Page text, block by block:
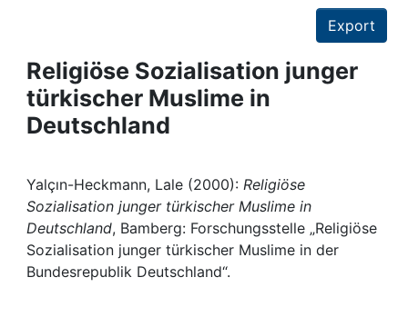
Projects
People
Awards
My FIS
Export
Religiöse Sozialisation junger
türkischer Muslime in
Deutschland
Yalçın-Heckmann, Lale (2000): Religiöse
Sozialisation junger türkischer Muslime in
Deutschland, Bamberg: Forschungsstelle „Religiöse
Sozialisation junger türkischer Muslime in der
Bundesrepublik Deutschland“.